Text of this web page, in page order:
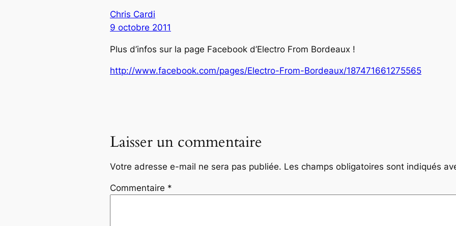
Chris Cardi
9 octobre 2011
Plus d’infos sur la page Facebook d’Electro From Bordeaux !
http://www.facebook.com/pages/Electro-From-Bordeaux/187471661275565
Laisser un commentaire
Votre adresse e-mail ne sera pas publiée. Les champs obligatoires sont indiqués
Commentaire *